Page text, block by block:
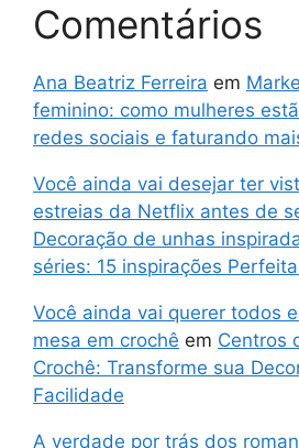
Comentários
Ana Beatriz Ferreira em
feminino: como mulheres
redes sociais e faturando
Você ainda vai desejar ter
estreias da Netflix antes de
Decoração de unhas
séries: 15 inspirações
Você ainda vai querer todos
mesa em crochê em Centros
Crochê: Transforme sua
Facilidade
A verdade por trás dos